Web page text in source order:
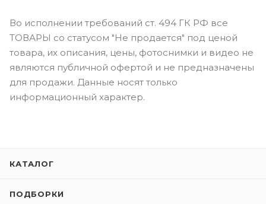
Во исполнении требований ст. 494 ГК РФ все
ТОВАРЫ со статусом "Не продается" под ценой
товара, их описания, цены, фотоснимки и видео не
являются публичной офертой и не предназначены
для продажи. Данные носят только
информационный характер.
КАТАЛОГ
ПОДБОРКИ